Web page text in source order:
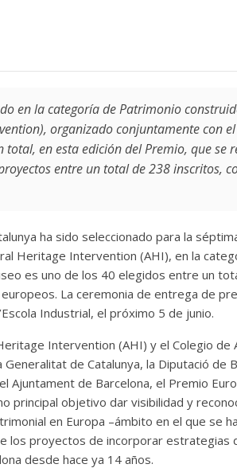
en la categoría de Patrimonio
organizado conjuntamente con
total, en esta edición del Premio, que se
entre un total de 238 inscritos,
ha sido seleccionado para la
Heritage Intervention (AHI), en la
es uno de los 40 elegidos entre un
La ceremonia de entrega de
Industrial, el próximo 5 de junio.
Intervention (AHI) y el Colegio de
de Catalunya, la Diputació de
Ajuntament de Barcelona, el Premio
principal objetivo dar visibilidad y
en Europa –ámbito en el que se
los proyectos de incorporar estrategias
desde hace ya 14 años.